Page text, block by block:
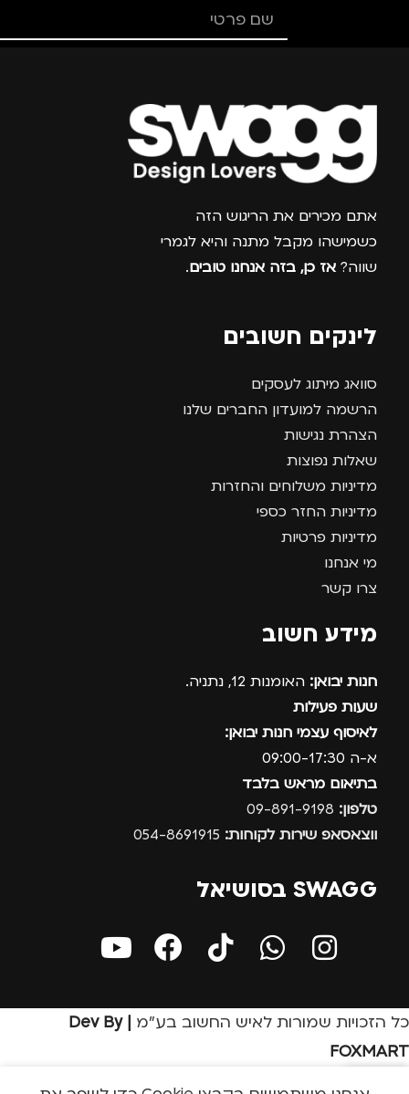
צרפו אותי למועדון
אתם מכירים את הריגוש הזה
כשמישהו מקבל מתנה והיא לגמרי
שווה? אז כן, בזה אנחנו טובים.
לינקים חשובים
סוואג מיתוג לעסקים
הרשמה למועדון החברים שלנו
הצהרת נגישות
שאלות נפוצות
מדיניות משלוחים והחזרות
מדיניות החזר כספי
מדיניות פרטיות
מי אנחנו
צרו קשר
מידע חשוב
חנות יבואן: האומנות 12, נתניה.
שעות פעילות
לאיסוף עצמי חנות יבואן:
א-ה 09:00-17:30
בתיאום מראש בלבד
טלפון:
ווצאסאפ שירות לקוחות:
SWAGG בסושיאל
כל הזכויות שמורות לאיש החשוב בע״מ
| Dev By
FOXMART